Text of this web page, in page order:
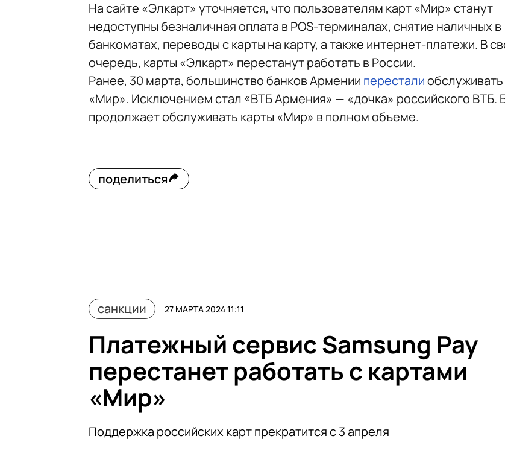
На сайте «Элкарт» уточняется, что пользователям карт «Мир» станут
недоступны безналичная оплата в POS-терминалах, снятие наличных в
банкоматах, переводы с карты на карту, а также интернет-платежи. В
очередь, карты «Элкарт» перестанут работать в России.
Ранее, 30 марта, большинство банков Армении перестали
«Мир». Исключением стал «ВТБ Армения» — «дочка» российского ВТБ.
продолжает обслуживать карты «Мир» в полном объеме.
поделиться
санкции 27 МАРТА 2024 11:11
Платежный сервис Samsung Pay
перестанет работать с картами
«Мир»
Поддержка российских карт прекратится с 3 апреля